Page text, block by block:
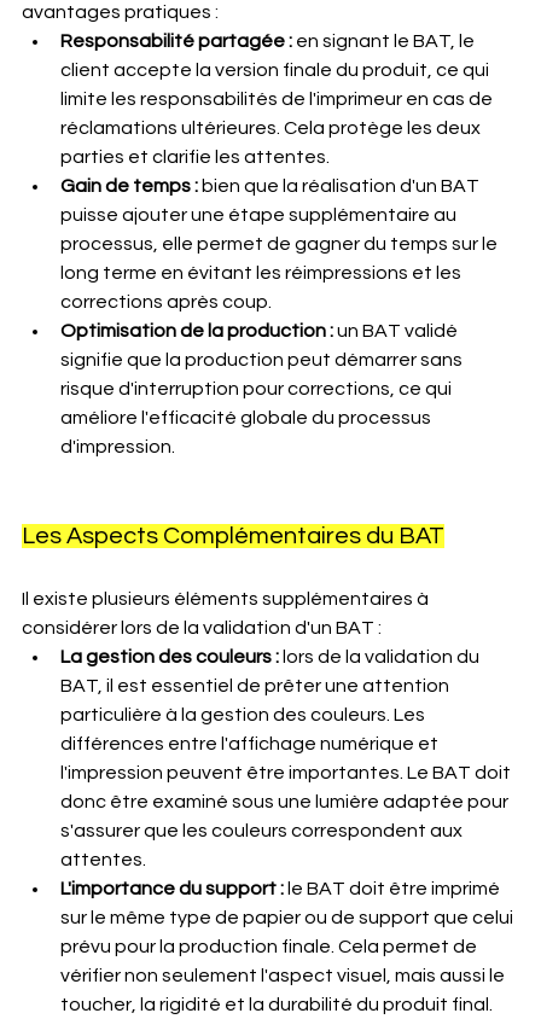
avantages pratiques :
Responsabilité partagée : en signant le BAT, le
client accepte la version finale du produit, ce qui
limite les responsabilités de l'imprimeur en cas de
réclamations ultérieures. Cela protège les deux
parties et clarifie les attentes.
Gain de temps : bien que la réalisation d'un BAT
puisse ajouter une étape supplémentaire au
processus, elle permet de gagner du temps sur le
long terme en évitant les réimpressions et les
corrections après coup.
Optimisation de la production : un BAT validé
signifie que la production peut démarrer sans
risque d'interruption pour corrections, ce qui
améliore l'efficacité globale du processus
d'impression.
Les Aspects Complémentaires du BAT
Il existe plusieurs éléments supplémentaires à
considérer lors de la validation d'un BAT :
La gestion des couleurs : lors de la validation du
BAT, il est essentiel de prêter une attention
particulière à la gestion des couleurs. Les
différences entre l'affichage numérique et
l'impression peuvent être importantes. Le BAT doit
donc être examiné sous une lumière adaptée pour
s'assurer que les couleurs correspondent aux
attentes.
L'importance du support : le BAT doit être imprimé
sur le même type de papier ou de support que celui
prévu pour la production finale. Cela permet de
vérifier non seulement l'aspect visuel, mais aussi le
toucher, la rigidité et la durabilité du produit final.